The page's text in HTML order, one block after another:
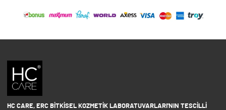
HC CARE, ERC BITKISEL KOZMETIK LABORATUVARLARI'NIN TESCILLI